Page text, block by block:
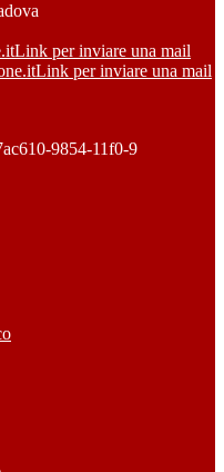
Link per inviare una mail
Link per inviare una mail
9854-11f0-9